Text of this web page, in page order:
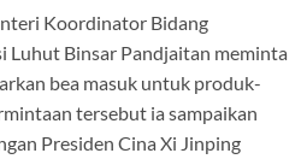
Koordinator Bidang
Luhut Binsar Pandjaitan meminta
bea masuk untuk produk-
tersebut ia sampaikan
Presiden Cina Xi Jinping